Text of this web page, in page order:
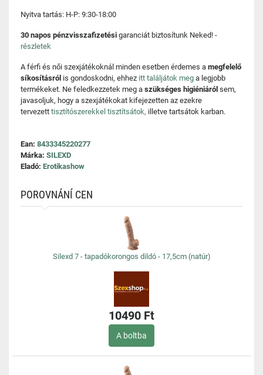
Nyitva tartás: H-P: 9:30-18:00
30 napos pénzvisszafizetési garanciát biztosítunk Neked! -
részletek
A férfi és női szexjátékoknál minden esetben érdemes a megfelelő
síkosításról is gondoskodni, ehhez itt találjátok meg a legjobb
termékeket. Ne feledkezzetek meg a szükséges higiéniáról sem,
javasoljuk, hogy a szexjátékokat kifejezetten az ezekre
tervezett tisztítószerekkel tisztítsátok, illetve tartsátok karban.
Ean: 8433345220277
Márka: SILEXD
Eladó: Erotikashow
POROVNÁNÍ CEN
Silexd 7 - tapadókorongos dildó - 17,5cm (natúr)
10490 Ft
A boltba